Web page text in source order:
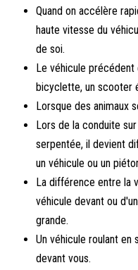
Quand on accélère
haute vitesse du
de soi.
Le véhicule
bicyclette, un scooter
Lorsque des animaux
Lors de la conduite
serpentée, il devient
un véhicule ou un
La différence entre la
véhicule devant ou
grande.
Un véhicule roulant
devant vous.